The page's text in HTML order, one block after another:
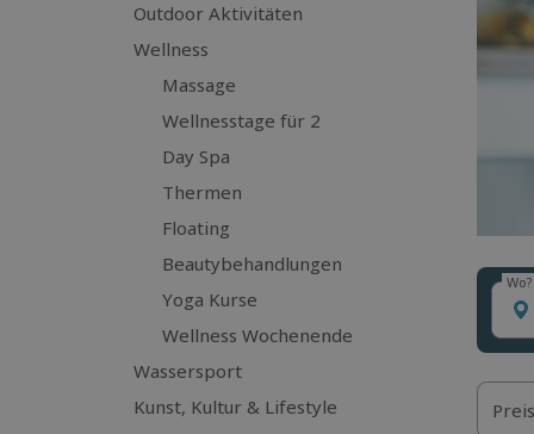
Outdoor Aktivitäten
Wellness
Massage
Wellnesstage für 2
Day Spa
Thermen
Floating
Beautybehandlungen
Yoga Kurse
Wellness Wochenende
Wassersport
Kunst, Kultur & Lifestyle
Wo?
Wo?
Preis